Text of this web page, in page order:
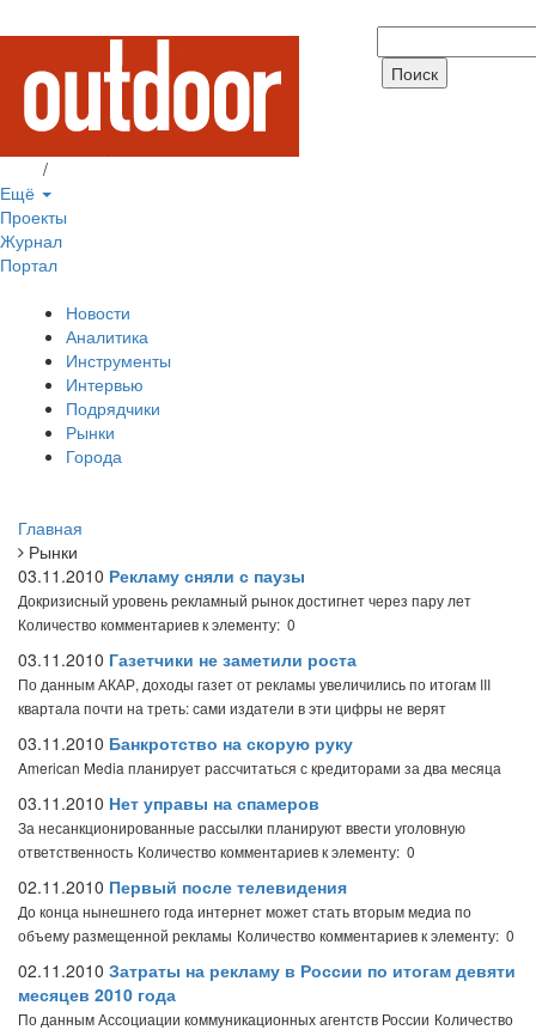
/
Ещё
Проекты
Журнал
Портал
Новости
Аналитика
Инструменты
Интервью
Подрядчики
Рынки
Города
Главная
Рынки
03.11.2010 Рекламу сняли с паузы
Докризисный уровень рекламный рынок достигнет через пару лет
Количество комментариев к элементу: 0
03.11.2010 Газетчики не заметили роста
По данным АКАР, доходы газет от рекламы увеличились по итогам III
квартала почти на треть: сами издатели в эти цифры не верят
03.11.2010 Банкротство на скорую руку
American Media планирует рассчитаться с кредиторами за два месяца
03.11.2010 Нет управы на спамеров
За несанкционированные рассылки планируют ввести уголовную
ответственность Количество комментариев к элементу: 0
02.11.2010 Первый после телевидения
До конца нынешнего года интернет может стать вторым медиа по
объему размещенной рекламы Количество комментариев к элементу: 0
02.11.2010 Затраты на рекламу в России по итогам девяти
месяцев 2010 года
По данным Ассоциации коммуникационных агентств России Количество